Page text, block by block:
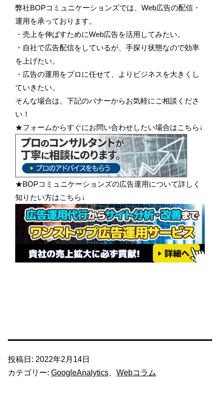
弊社BOPコミュニケーションズでは、Web広告の配信・
運用を承っております。
・売上を伸ばすためにWeb広告を活用してみたい。
・自社で広告配信をしているが、手探り状態なので効率
を上げたい。
・広告の運用をプロに任せて、よりビジネスを大きくし
ていきたい。
そんな場合は、下記のバナーからお気軽にご相談くださ
い！
★フォームからすぐにお問い合わせしたい場合はこちら↓
★BOPコミュニケーションズの広告運用について詳しく
知りたい方はこちら↓
投稿日: 2022年2月14日
カテゴリー: GoogleAnalytics Webコラム